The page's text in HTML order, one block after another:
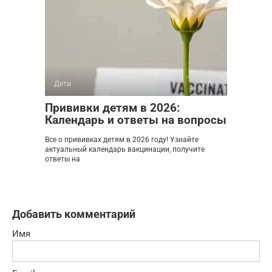
Дети 0
Прививки детям в 2026:
Календарь и ответы на вопросы
Все о прививках детям в 2026 году! Узнайте
актуальный календарь вакцинации, получите
ответы на
Добавить комментарий
Имя